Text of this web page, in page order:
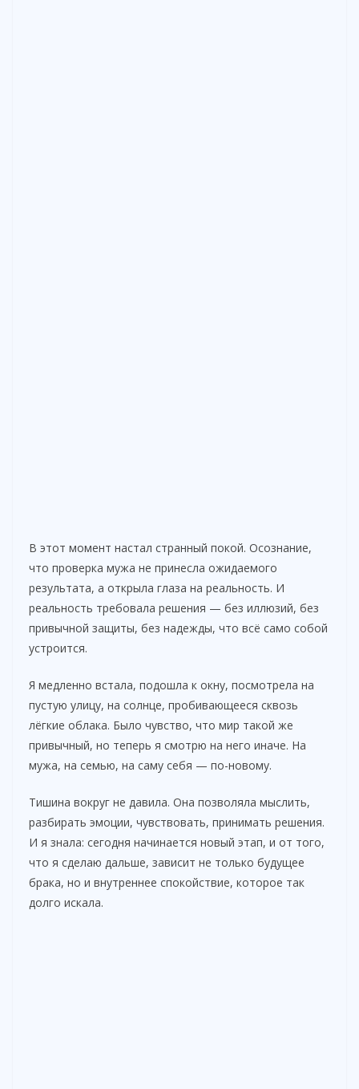
В этот момент настал странный покой. Осознание,
что проверка мужа не принесла ожидаемого
результата, а открыла глаза на реальность. И
реальность требовала решения — без иллюзий, без
привычной защиты, без надежды, что всё само собой
устроится.
Я медленно встала, подошла к окну, посмотрела на
пустую улицу, на солнце, пробивающееся сквозь
лёгкие облака. Было чувство, что мир такой же
привычный, но теперь я смотрю на него иначе. На
мужа, на семью, на саму себя — по-новому.
Тишина вокруг не давила. Она позволяла мыслить,
разбирать эмоции, чувствовать, принимать решения.
И я знала: сегодня начинается новый этап, и от того,
что я сделаю дальше, зависит не только будущее
брака, но и внутреннее спокойствие, которое так
долго искала.